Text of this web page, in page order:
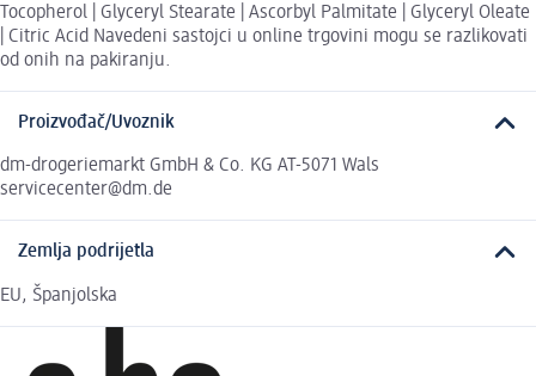
Tocopherol | Glyceryl Stearate | Ascorbyl Palmitate | Glyceryl Oleate
| Citric Acid Navedeni sastojci u online trgovini mogu se razlikovati
od onih na pakiranju.
Proizvođač/Uvoznik
dm-drogeriemarkt GmbH & Co. KG AT-5071 Wals
servicecenter@dm.de
Zemlja podrijetla
EU, Španjolska